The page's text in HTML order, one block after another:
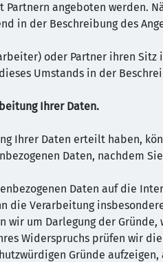
Partnern angeboten werden.
in der Beschreibung des
oder Partner ihren
Umstands in der
Ihrer Daten.
Ihrer Daten erteilt haben,
Daten, nachdem
Daten auf die
die Verarbeitung
wir um Darlegung der
Widerspruchs prüfen wir
Gründe